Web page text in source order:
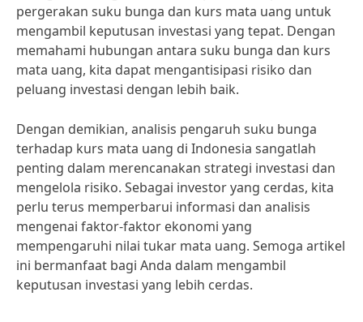
pergerakan suku bunga dan kurs mata uang untuk
mengambil keputusan investasi yang tepat. Dengan
memahami hubungan antara suku bunga dan kurs
mata uang, kita dapat mengantisipasi risiko dan
peluang investasi dengan lebih baik.
Dengan demikian, analisis pengaruh suku bunga
terhadap kurs mata uang di Indonesia sangatlah
penting dalam merencanakan strategi investasi dan
mengelola risiko. Sebagai investor yang cerdas, kita
perlu terus memperbarui informasi dan analisis
mengenai faktor-faktor ekonomi yang
mempengaruhi nilai tukar mata uang. Semoga artikel
ini bermanfaat bagi Anda dalam mengambil
keputusan investasi yang lebih cerdas.